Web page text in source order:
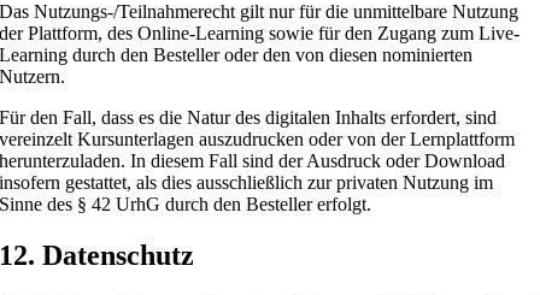
Das Nutzungs-/Teilnahmerecht gilt nur für die unmittelbare Nutzung
der Plattform, des Online-Learning sowie für den Zugang zum Live-
Learning durch den Besteller oder den von diesen nominierten
Nutzern.
Für den Fall, dass es die Natur des digitalen Inhalts erfordert, sind
vereinzelt Kursunterlagen auszudrucken oder von der Lernplattform
herunterzuladen. In diesem Fall sind der Ausdruck oder Download
insofern gestattet, als dies ausschließlich zur privaten Nutzung im
Sinne des § 42 UrhG durch den Besteller erfolgt.
12. Datenschutz